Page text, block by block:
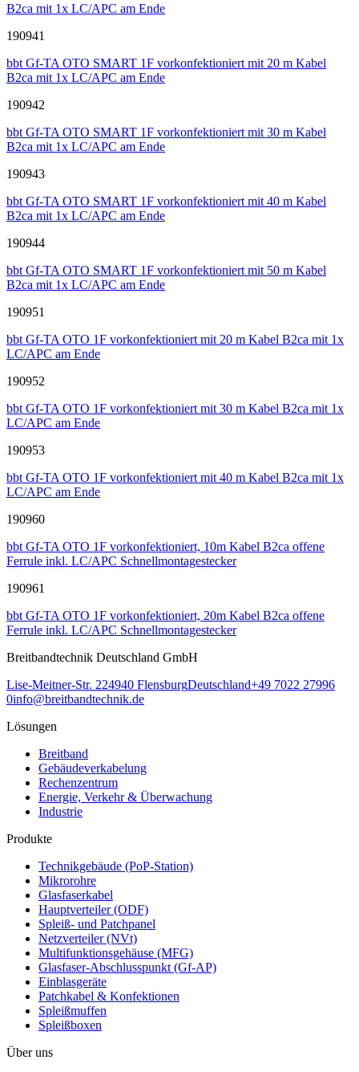
B2ca mit 1x LC/APC am Ende
190941
bbt Gf-TA OTO SMART 1F vorkonfektioniert mit 20 m Kabel
B2ca mit 1x LC/APC am Ende
190942
bbt Gf-TA OTO SMART 1F vorkonfektioniert mit 30 m Kabel
B2ca mit 1x LC/APC am Ende
190943
bbt Gf-TA OTO SMART 1F vorkonfektioniert mit 40 m Kabel
B2ca mit 1x LC/APC am Ende
190944
bbt Gf-TA OTO SMART 1F vorkonfektioniert mit 50 m Kabel
B2ca mit 1x LC/APC am Ende
190951
bbt Gf-TA OTO 1F vorkonfektioniert mit 20 m Kabel B2ca mit 1x
LC/APC am Ende
190952
bbt Gf-TA OTO 1F vorkonfektioniert mit 30 m Kabel B2ca mit 1x
LC/APC am Ende
190953
bbt Gf-TA OTO 1F vorkonfektioniert mit 40 m Kabel B2ca mit 1x
LC/APC am Ende
190960
bbt Gf-TA OTO 1F vorkonfektioniert, 10m Kabel B2ca offene
Ferrule inkl. LC/APC Schnellmontagestecker
190961
bbt Gf-TA OTO 1F vorkonfektioniert, 20m Kabel B2ca offene
Ferrule inkl. LC/APC Schnellmontagestecker
Breitbandtechnik Deutschland GmbH
Lise-Meitner-Str. 224940 FlensburgDeutschland+49 7022 27996
0info@breitbandtechnik.de
Lösungen
Breitband
Gebäudeverkabelung
Rechenzentrum
Energie, Verkehr & Überwachung
Industrie
Produkte
Technikgebäude (PoP-Station)
Mikrorohre
Glasfaserkabel
Hauptverteiler (ODF)
Spleiß- und Patchpanel
Netzverteiler (NVt)
Multifunktionsgehäuse (MFG)
Glasfaser-Abschlusspunkt (Gf-AP)
Einblasgeräte
Patchkabel & Konfektionen
Spleißmuffen
Spleißboxen
Über uns